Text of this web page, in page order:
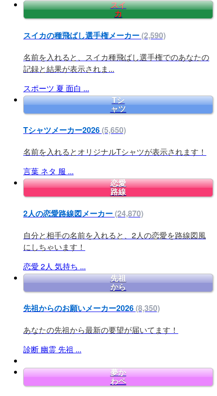
スイ
カ
スイカの種飛ばし選手権メーカー(2,590)
名前を入れると、スイカ種飛ばし選手権でのあなたの
記録と結果が表示されま...
スポーツ 夏 面白 ...
Tシ
ャツ
Tシャツメーカー2026(5,650)
名前を入れるとオリジナルTシャツが表示されます！
言葉 ネタ 服 ...
恋愛
路線
2人の恋愛路線図メーカー(24,870)
自分と相手の名前を入れると、2人の恋愛を路線図風
にしちゃいます！
恋愛 2人 気持ち ...
先祖
から
先祖からのお願いメーカー2026(8,350)
あなたの先祖から最新の要望が届いてます！
診断 幽霊 先祖 ...
夢か
わペ